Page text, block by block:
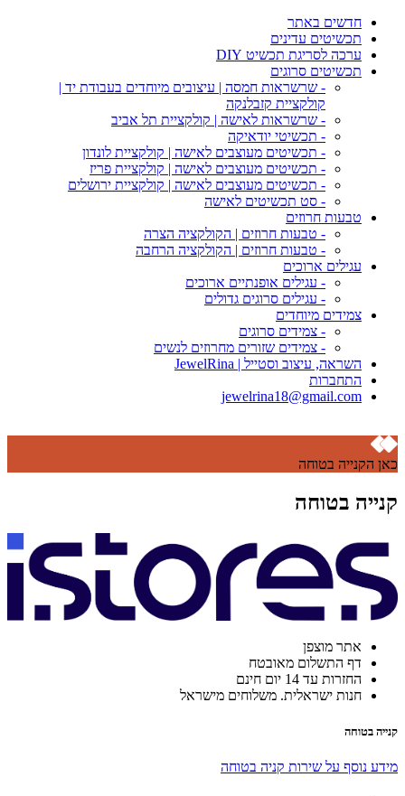
חדשים באתר
תכשיטים עדינים
ערכה לסריגת תכשיט DIY
תכשיטים סרוגים
- שרשראות חמסה | עיצובים מיוחדים בעבודת יד |
קולקציית קזבלנקה
- שרשראות לאישה | קולקציית תל אביב
- תכשיטי יודאיקה
- תכשיטים מעוצבים לאישה | קולקציית לונדון
- תכשיטים מעוצבים לאישה | קולקציית פריז
- תכשיטים מעוצבים לאישה | קולקציית ירושלים
- סט תכשיטים לאישה
טבעות חרוזים
- טבעות חרוזים | הקולקציה הצרה
- טבעות חרוזים | הקולקציה הרחבה
עגילים ארוכים
- עגילים אופנתיים ארוכים
- עגילים סרוגים גדולים
צמידים מיוחדים
- צמידים סרוגים
- צמידים שזורים מחרוזים לנשים
השראה, עיצוב וסטייל | JewelRina
התחברות
jewelrina18@gmail.com
כאן הקנייה בטוחה
קנייה בטוחה
אתר מוצפן
דף התשלום מאובטח
החזרות עד 14 יום חינם
חנות ישראלית. משלוחים מישראל
קנייה בטוחה
מידע נוסף על שירות קניה בטוחה